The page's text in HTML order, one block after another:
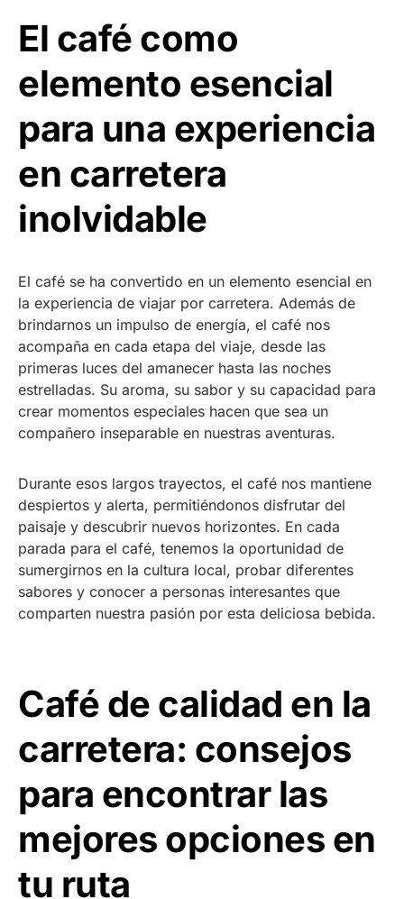
El café como
elemento esencial
para una experiencia
en carretera
inolvidable
El café se ha convertido en un elemento esencial en
la experiencia de viajar por carretera. Además de
brindarnos un impulso de energía, el café nos
acompaña en cada etapa del viaje, desde las
primeras luces del amanecer hasta las noches
estrelladas. Su aroma, su sabor y su capacidad para
crear momentos especiales hacen que sea un
compañero inseparable en nuestras aventuras.
Durante esos largos trayectos, el café nos mantiene
despiertos y alerta, permitiéndonos disfrutar del
paisaje y descubrir nuevos horizontes. En cada
parada para el café, tenemos la oportunidad de
sumergirnos en la cultura local, probar diferentes
sabores y conocer a personas interesantes que
comparten nuestra pasión por esta deliciosa bebida.
Café de calidad en la
carretera: consejos
para encontrar las
mejores opciones en
tu ruta